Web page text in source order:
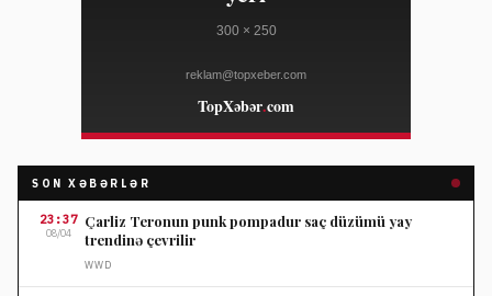
SON XƏBƏRLƏR
23:37
08/04
Çarliz Teronun punk pompadur saç düzümü yay
trendinə çevrilir
WWD